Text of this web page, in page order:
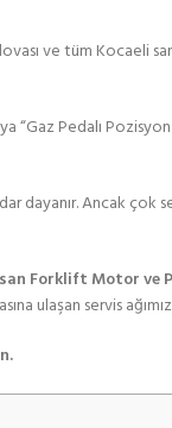
ve tüm Kocaeli
Pedalı
Ancak çok
Forklift Motor ve
ulaşan servis